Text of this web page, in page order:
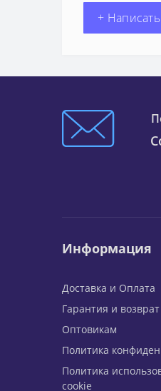
+
Информация
Доставка и Оплата
Гарантия и возврат
Оптовикам
Политика
Политика
cookie